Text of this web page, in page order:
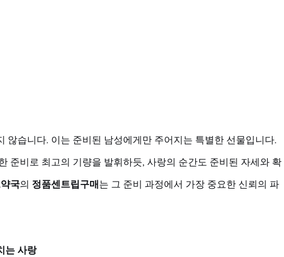
않습니다. 이는 준비된 남성에게만 주어지는 특별한 선물입니다.
준비로 최고의 기량을 발휘하듯, 사랑의 순간도 준비된 자세와 확
국의 정품센트립구매 는 그 준비 과정에서 가장 중요한 신뢰의 파
는 사랑